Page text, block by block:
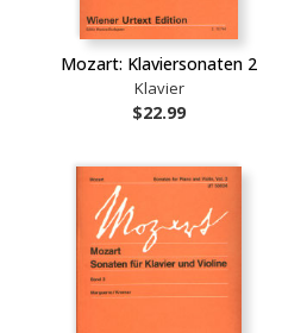
Mozart: Klaviersonaten 2
Klavier
$22.99